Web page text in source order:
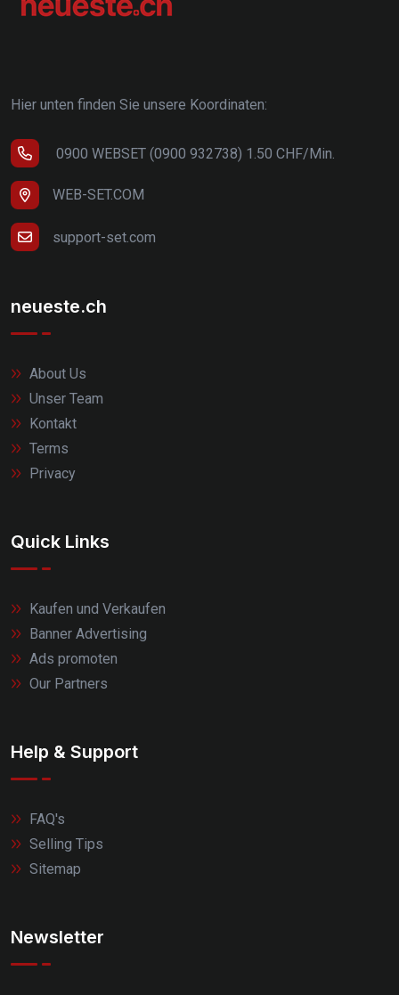
Hier unten finden Sie unsere Koordinaten:
0900 WEBSET (0900 932738) 1.50 CHF/Min.
WEB-SET.COM
support-set.com
neueste.ch
About Us
Unser Team
Kontakt
Terms
Privacy
Quick Links
Kaufen und Verkaufen
Banner Advertising
Ads promoten
Our Partners
Help & Support
FAQ's
Selling Tips
Sitemap
Newsletter